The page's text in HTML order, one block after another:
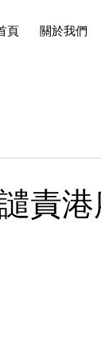
頁 關於我們
責